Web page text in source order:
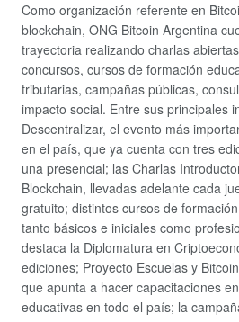
Como organización referente en
blockchain, ONG Bitcoin Argentina
trayectoria realizando charlas
concursos, cursos de formación
tributarias, campañas públicas,
impacto social. Entre sus principales
Descentralizar, el evento más
en el país, que ya cuenta con tres
una presencial; las Charlas
Blockchain, llevadas adelante cada
gratuito; distintos cursos de
tanto básicos e iniciales como
destaca la Diplomatura en
ediciones; Proyecto Escuelas y
que apunta a hacer capacitaciones
educativas en todo el país; la